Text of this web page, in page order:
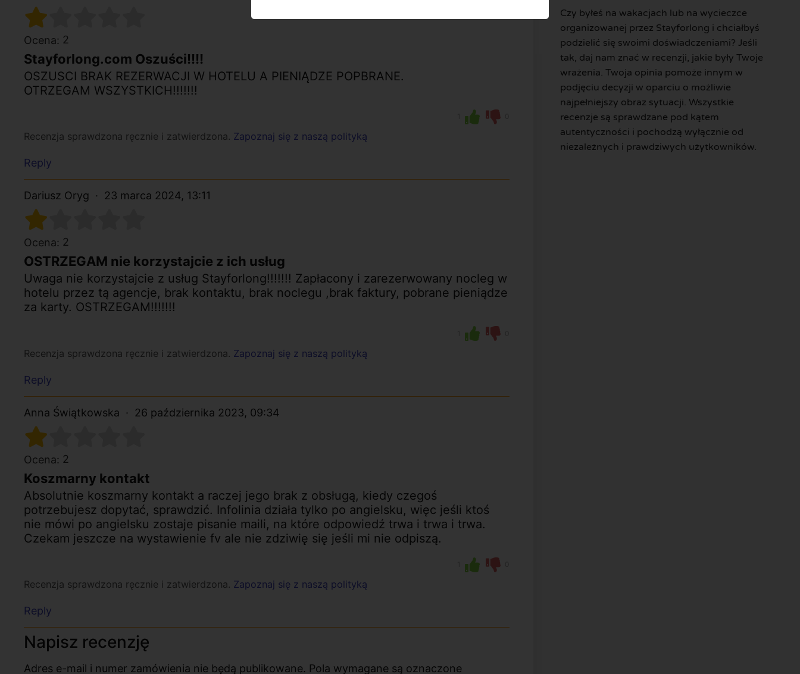
Ocena: 2
Stayforlong.com Oszuści!!!!
OSZUSCI BRAK REZERWACJI W HOTELU A PIENIĄDZE POPBRANE.
OTRZEGAM WSZYSTKICH!!!!!!!
Recenzja sprawdzona ręcznie i zatwierdzona. Zapoznaj się z naszą polityką
Reply
Dariusz Oryg 23 marca 2024, 13:11
Ocena: 2
OSTRZEGAM nie korzystajcie z ich usług
Uwaga nie korzystajcie z usług Stayforlong!!!!!!! Zapłacony i zarezerwowany nocleg w
hotelu przez tą agencje, brak kontaktu, brak noclegu ,brak faktury, pobrane pieniądze
za karty. OSTRZEGAM!!!!!!!
Recenzja sprawdzona ręcznie i zatwierdzona. Zapoznaj się z naszą polityką
Reply
Anna Świątkowska 26 października 2023, 09:34
Ocena: 2
Koszmarny kontakt
Absolutnie koszmarny kontakt a raczej jego brak z obsługą, kiedy czegoś
potrzebujesz dopytać, sprawdzić. Infolinia działa tylko po angielsku, więc jeśli ktoś
nie mówi po angielsku zostaje pisanie maili, na które odpowiedź trwa i trwa i trwa.
Czekam jeszcze na wystawienie fv ale nie zdziwię się jeśli mi nie odpiszą.
Recenzja sprawdzona ręcznie i zatwierdzona. Zapoznaj się z naszą polityką
Reply
Napisz recenzję
Adres e-mail i numer zamówienia nie będą publikowane. Pola wymagane są oznaczone
Czy byłeś na wakacjach lub na wycieczce
organizowanej przez Stayforlong i chciałbyś
podzielić się swoimi doświadczeniami? Jeśli
tak, daj nam znać w recenzji, jakie były Twoje
wrażenia. Twoja opinia pomoże innym w
podjęciu decyzji w oparciu o możliwie
najpełniejszy obraz sytuacji. Wszystkie
recenzje są sprawdzane pod kątem
autentyczności i pochodzą wyłącznie od
niezależnych i prawdziwych użytkowników.